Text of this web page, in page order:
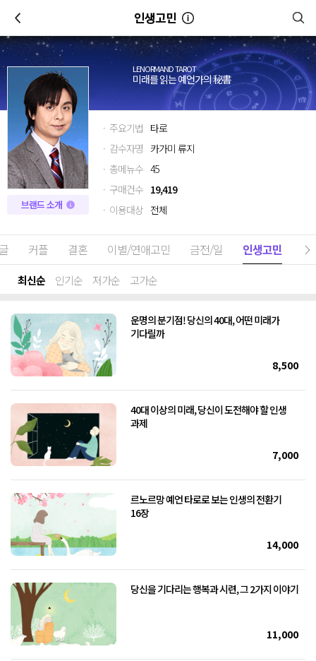
인생고민
LENORMAND TAROT
미래를 읽는 예언가의 秘書
브랜드 소개
· 주요기법 타로
· 감수자명 카가미 류지
· 총메뉴수 45
· 구매건수 19,419
· 이용대상 전체
커플 결혼 이별/연애고민 금전/일 인생고민
최신순 인기순 저가순 고가순
운명의 분기점! 당신의 40대, 어떤 미래가
기다릴까
8,500
40대 이상의 미래, 당신이 도전해야 할 인생
과제
7,000
르노르망 예언 타로로 보는 인생의 전환기
16장
14,000
당신을 기다리는 행복과 시련, 그 2가지 이야기
11,000